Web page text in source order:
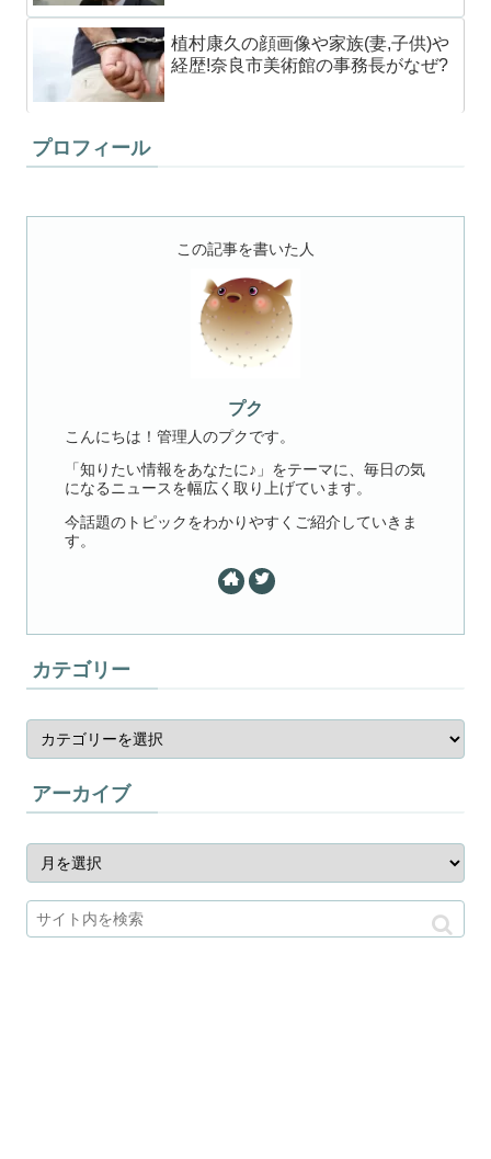
植村康久の顔画像や家族(妻,子供)や
経歴!奈良市美術館の事務長がなぜ?
プロフィール
この記事を書いた人
プク
こんにちは！管理人のプクです。
「知りたい情報をあなたに♪」をテーマに、毎日の気
になるニュースを幅広く取り上げています。
今話題のトピックをわかりやすくご紹介していきま
す。
カテゴリー
アーカイブ